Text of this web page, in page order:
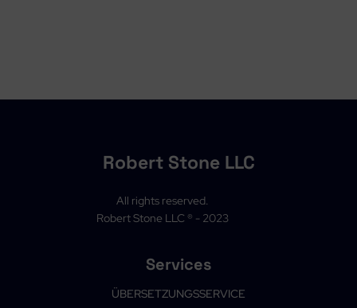
Robert Stone LLC
All rights reserved.
Robert Stone LLC ® - 2023
Services
ÜBERSETZUNGSSERVICE